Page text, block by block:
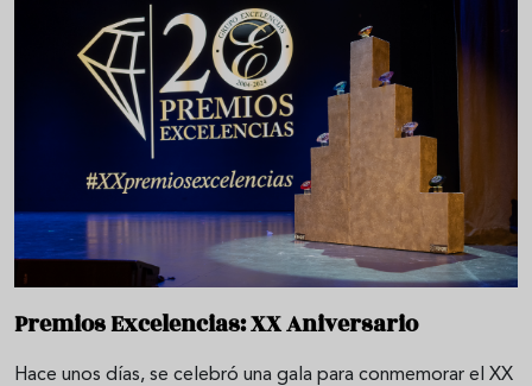
Premios Excelencias: XX Aniversario
Hace unos días, se celebró una gala para conmemorar el XX